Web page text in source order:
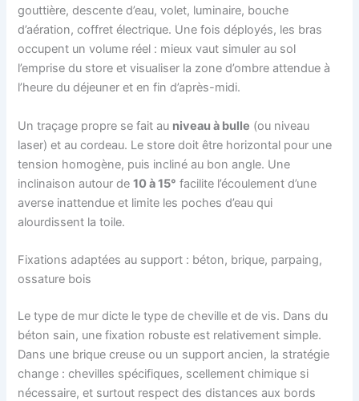
gouttière, descente d’eau, volet, luminaire, bouche
d’aération, coffret électrique. Une fois déployés, les bras
occupent un volume réel : mieux vaut simuler au sol
l’emprise du store et visualiser la zone d’ombre attendue à
l’heure du déjeuner et en fin d’après-midi.
Un traçage propre se fait au niveau à bulle (ou niveau
laser) et au cordeau. Le store doit être horizontal pour une
tension homogène, puis incliné au bon angle. Une
inclinaison autour de10 à 15° facilite l’écoulement d’une
averse inattendue et limite les poches d’eau qui
alourdissent la toile.
Fixations adaptées au support : béton, brique, parpaing,
ossature bois
Le type de mur dicte le type de cheville et de vis. Dans du
béton sain, une fixation robuste est relativement simple.
Dans une brique creuse ou un support ancien, la stratégie
change : chevilles spécifiques, scellement chimique si
nécessaire, et surtout respect des distances aux bords